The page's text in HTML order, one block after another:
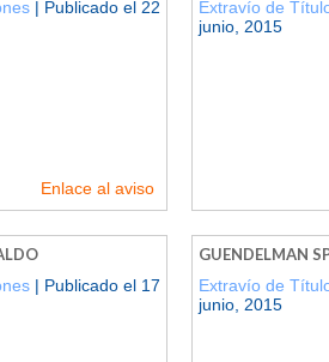
| Publicado el 22
Enlace al aviso
Extravío de
junio, 2015
| Publicado el 17
GUENDELMAN
Extravío de
junio, 2015